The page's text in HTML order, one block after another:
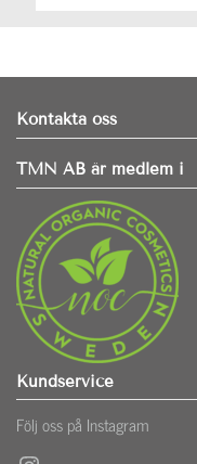
Kontakta oss
TMN AB är medlem i
Kundservice
Följ oss på Instagram